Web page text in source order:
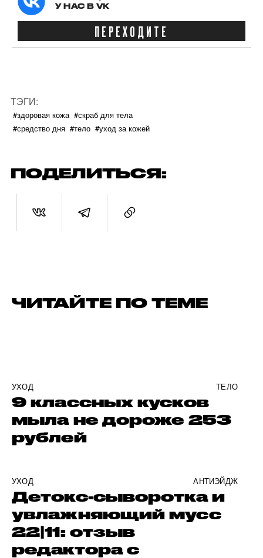
У НАС В VK
ПЕРЕХОДИТЕ
ТЭГИ:
#здоровая кожа #скраб для тела
#средство дня #тело #уход за кожей
ПОДЕЛИТЬСЯ:
ЧИТАЙТЕ ПО ТЕМЕ
УХОД ТЕЛО
9 классных кусков
мыла не дороже 253
рублей
УХОД АНТИЭЙДЖ
Детокс-сыворотка и
увлажняющий мусс
22|11: отзыв
редактора с